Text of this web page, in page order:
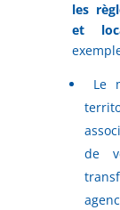
les
et
Le
de